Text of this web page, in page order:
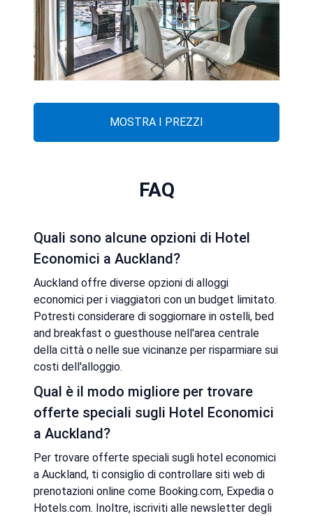
MOSTRA I PREZZI
FAQ
Quali sono alcune opzioni di Hotel
Economici a Auckland?
Auckland offre diverse opzioni di alloggi
economici per i viaggiatori con un budget limitato.
Potresti considerare di soggiornare in ostelli, bed
and breakfast o guesthouse nell'area centrale
della città o nelle sue vicinanze per risparmiare sui
costi dell'alloggio.
Qual è il modo migliore per trovare
offerte speciali sugli Hotel Economici
a Auckland?
Per trovare offerte speciali sugli hotel economici
a Auckland, ti consiglio di controllare siti web di
prenotazioni online come Booking.com, Expedia o
Hotels.com. Inoltre, iscriviti alle newsletter degli